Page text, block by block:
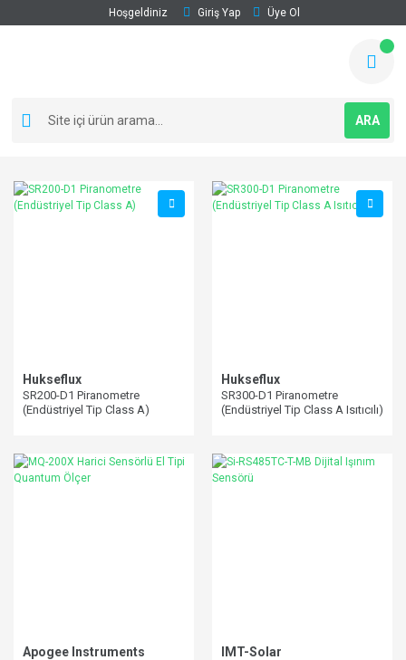
Hoşgeldiniz Giriş Yap Üye Ol
ARA
Hukseflux
SR200-D1 Piranometre
(Endüstriyel Tip Class A)
Hukseflux
SR300-D1 Piranometre
(Endüstriyel Tip Class A Isıtıcılı)
Apogee Instruments IMT-Solar